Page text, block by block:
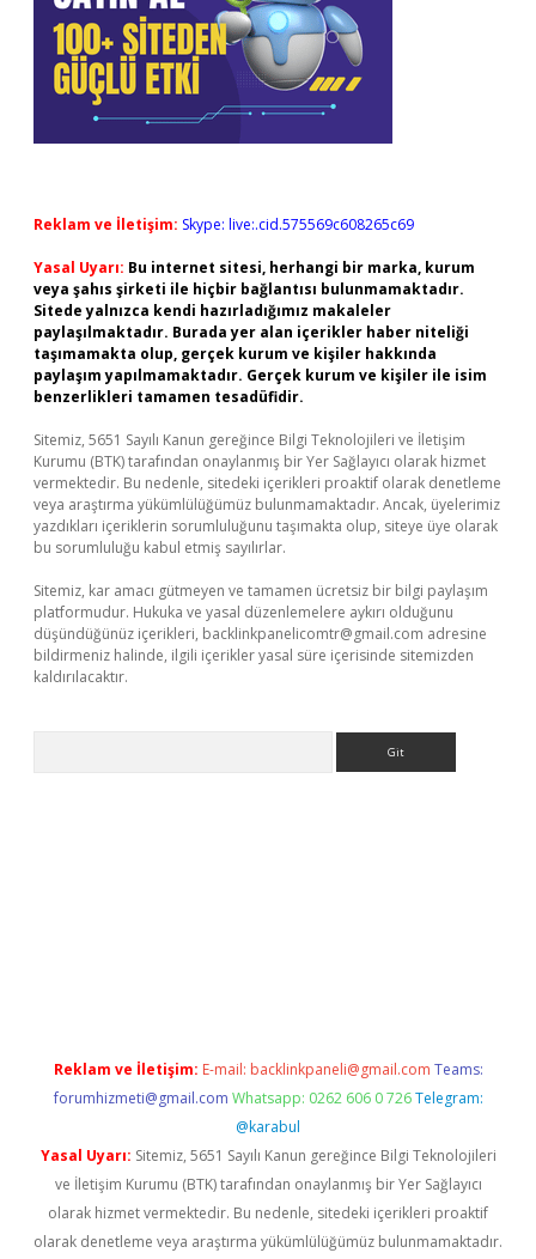
Reklam ve İletişim: Skype: live:.cid.575569c608265c69
Yasal Uyarı: Bu internet sitesi, herhangi bir marka, kurum
veya şahıs şirketi ile hiçbir bağlantısı bulunmamaktadır.
Sitede yalnızca kendi hazırladığımız makaleler
paylaşılmaktadır. Burada yer alan içerikler haber niteliği
taşımamakta olup, gerçek kurum ve kişiler hakkında
paylaşım yapılmamaktadır. Gerçek kurum ve kişiler ile isim
benzerlikleri tamamen tesadüfidir.
Sitemiz, 5651 Sayılı Kanun gereğince Bilgi Teknolojileri ve İletişim
Kurumu (BTK) tarafından onaylanmış bir Yer Sağlayıcı olarak hizmet
vermektedir. Bu nedenle, sitedeki içerikleri proaktif olarak denetleme
veya araştırma yükümlülüğümüz bulunmamaktadır. Ancak, üyelerimiz
yazdıkları içeriklerin sorumluluğunu taşımakta olup, siteye üye olarak
bu sorumluluğu kabul etmiş sayılırlar.
Sitemiz, kar amacı gütmeyen ve tamamen ücretsiz bir bilgi paylaşım
platformudur. Hukuka ve yasal düzenlemelere aykırı olduğunu
düşündüğünüz içerikleri, backlinkpanelicomtr@gmail.com adresine
bildirmeniz halinde, ilgili içerikler yasal süre içerisinde sitemizden
kaldırılacaktır.
Reklam ve İletişim: E-mail: backlinkpaneli@gmail.com Teams:
forumhizmeti@gmail.com Whatsapp: 0262 606 0 726 Telegram:
@karabul
Yasal Uyarı: Sitemiz, 5651 Sayılı Kanun gereğince Bilgi Teknolojileri
ve İletişim Kurumu (BTK) tarafından onaylanmış bir Yer Sağlayıcı
olarak hizmet vermektedir. Bu nedenle, sitedeki içerikleri proaktif
olarak denetleme veya araştırma yükümlülüğümüz bulunmamaktadır.